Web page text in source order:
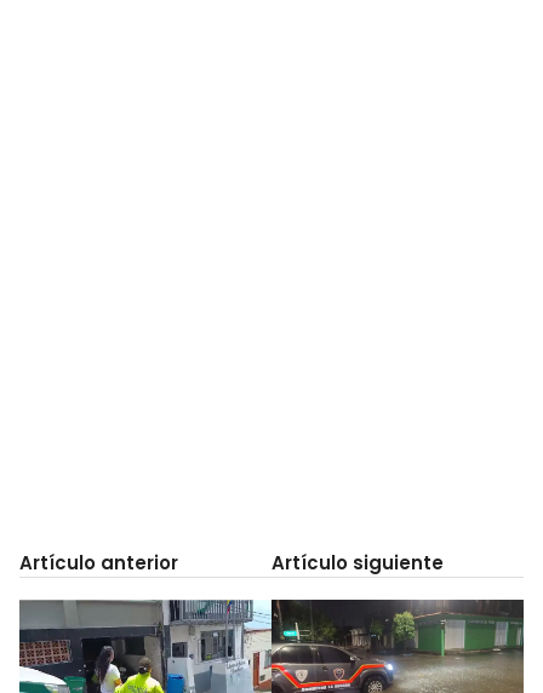
Artículo anterior Artículo siguiente